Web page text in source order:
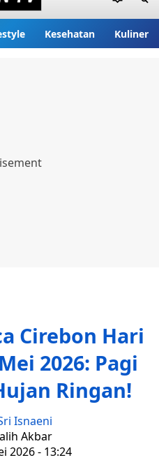
Kesehatan Kuliner
Cirebon Hari
2026: Pagi
Ringan!
Isnaeni
Akbar
2026 - 13:24